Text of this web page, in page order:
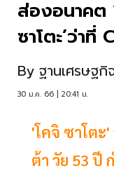
ส่องอนาคต
ซาโตะ’ว่าที่
By ฐานเศรษฐกิ
30 ม.ค. 66 | 20:41 น.
'โคจิ ซาโตะ'
ต้า วัย 53 ปี